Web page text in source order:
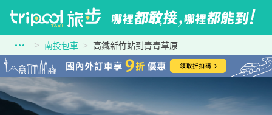
南投包車 高鐵新竹站到青青草原